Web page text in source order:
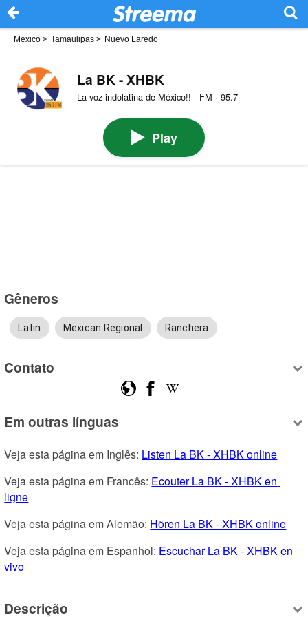
Mexico > Tamaulipas > Nuevo Laredo
La BK - XHBK
La voz indolatina de México!! · FM · 95.7
Play
Gêneros
Latin Mexican Regional Ranchera
Contato
Em outras línguas
Veja esta página em Inglês: Listen La BK - XHBK online
Veja esta página em Francês: Ecouter La BK - XHBK en
ligne
Veja esta página em Alemão: Hören La BK - XHBK online
Veja esta página em Espanhol: Escuchar La BK - XHBK en
vivo
Descrição